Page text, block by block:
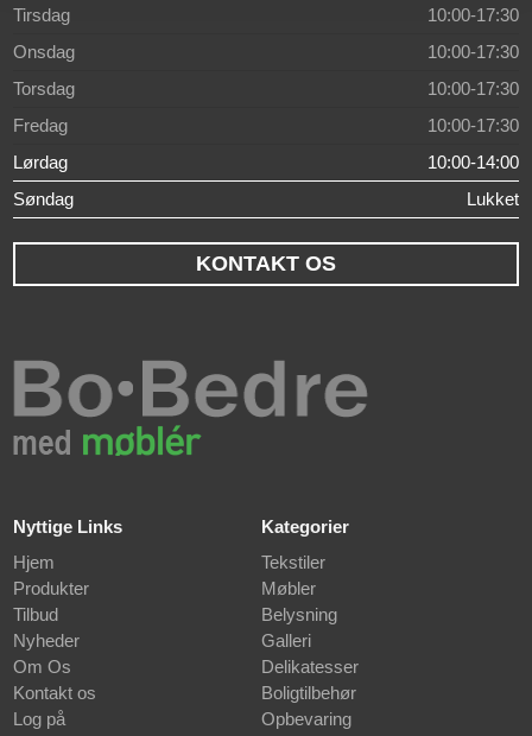
Tirsdag
10:00-17:30
Onsdag
10:00-17:30
Torsdag
10:00-17:30
Fredag
10:00-17:30
Lørdag
10:00-14:00
Søndag
Lukket
KONTAKT OS
Nyttige Links
Hjem
Produkter
Tilbud
Nyheder
Om Os
Kontakt os
Log på
Kategorier
Tekstiler
Møbler
Belysning
Galleri
Delikatesser
Boligtilbehør
Opbevaring